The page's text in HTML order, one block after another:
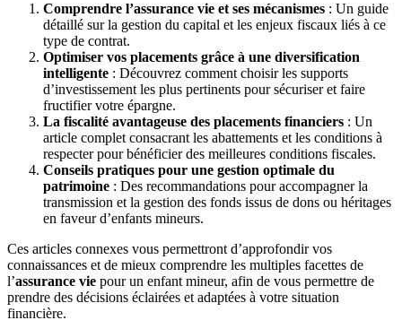
Comprendre l’assurance vie et ses mécanismes : Un guide
détaillé sur la gestion du capital et les enjeux fiscaux liés à ce
type de contrat.
Optimiser vos placements grâce à une diversification
intelligente : Découvrez comment choisir les supports
d’investissement les plus pertinents pour sécuriser et faire
fructifier votre épargne.
La fiscalité avantageuse des placements financiers : Un
article complet consacrant les abattements et les conditions à
respecter pour bénéficier des meilleures conditions fiscales.
Conseils pratiques pour une gestion optimale du
patrimoine : Des recommandations pour accompagner la
transmission et la gestion des fonds issus de dons ou héritages
en faveur d’enfants mineurs.
Ces articles connexes vous permettront d’approfondir vos
connaissances et de mieux comprendre les multiples facettes de
l’assurance vie pour un enfant mineur, afin de vous permettre de
prendre des décisions éclairées et adaptées à votre situation
financière.